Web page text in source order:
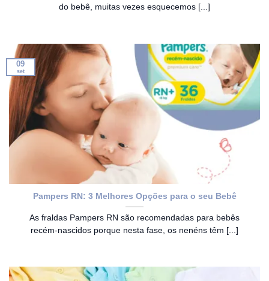
do bebê, muitas vezes esquecemos [...]
Pampers RN: 3 Melhores Opções para o seu Bebê
As fraldas ​​Pampers RN são recomendadas para bebês
recém-nascidos porque nesta fase, os nenéns têm [...]
09
set